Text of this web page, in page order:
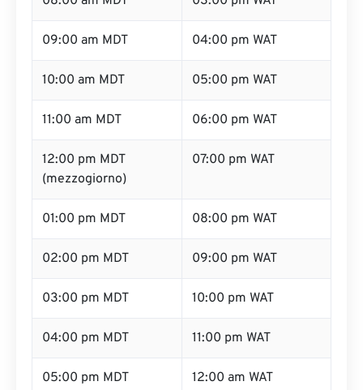
09:00 am MDT 04:00 pm WAT
10:00 am MDT 05:00 pm WAT
11:00 am MDT 06:00 pm WAT
12:00 pm MDT
(mezzogiorno)
07:00 pm WAT
01:00 pm MDT 08:00 pm WAT
02:00 pm MDT 09:00 pm WAT
03:00 pm MDT 10:00 pm WAT
04:00 pm MDT 11:00 pm WAT
05:00 pm MDT
12:00 am WAT